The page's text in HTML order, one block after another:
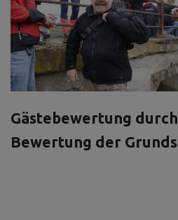
Gästebewertung
Bewertung der